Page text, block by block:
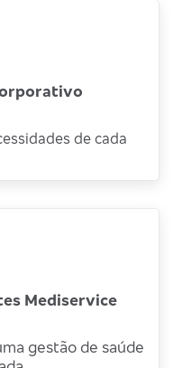
de cada
Mediservice
gestão de saúde